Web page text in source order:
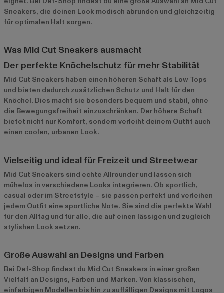
Sneakers, die deinen Look modisch abrunden und gleichzeitig
für optimalen Halt sorgen.
Was Mid Cut Sneakers ausmacht
Der perfekte Knöchelschutz für mehr Stabilität
Mid Cut Sneakers haben einen höheren Schaft als Low Tops
und bieten dadurch zusätzlichen Schutz und Halt für den
Knöchel. Dies macht sie besonders bequem und stabil, ohne
die Bewegungsfreiheit einzuschränken. Der höhere Schaft
bietet nicht nur Komfort, sondern verleiht deinem Outfit auch
einen coolen, urbanen Look.
Vielseitig und ideal für Freizeit und Streetwear
Mid Cut Sneakers sind echte Allrounder und lassen sich
mühelos in verschiedene Looks integrieren. Ob sportlich,
casual oder im Streetstyle – sie passen perfekt und verleihen
jedem Outfit eine sportliche Note. Sie sind die perfekte Wahl
für den Alltag und für alle, die auf einen lässigen und zugleich
stylishen Look setzen.
Große Auswahl an Designs und Farben
Bei Def-Shop findest du Mid Cut Sneakers in einer großen
Vielfalt an Designs, Farben und Marken. Von klassischen,
einfarbigen Modellen bis hin zu auffälligen Designs mit Logos